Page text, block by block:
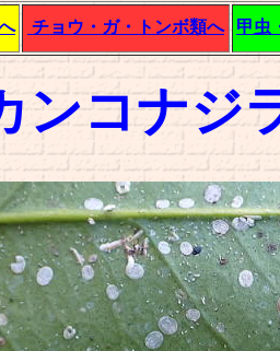
チョウ・ガ・トンボ類へ 甲虫
ンコナジ